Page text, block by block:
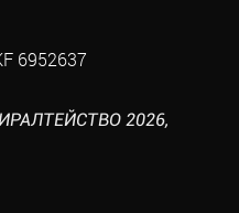
6952637
2026,